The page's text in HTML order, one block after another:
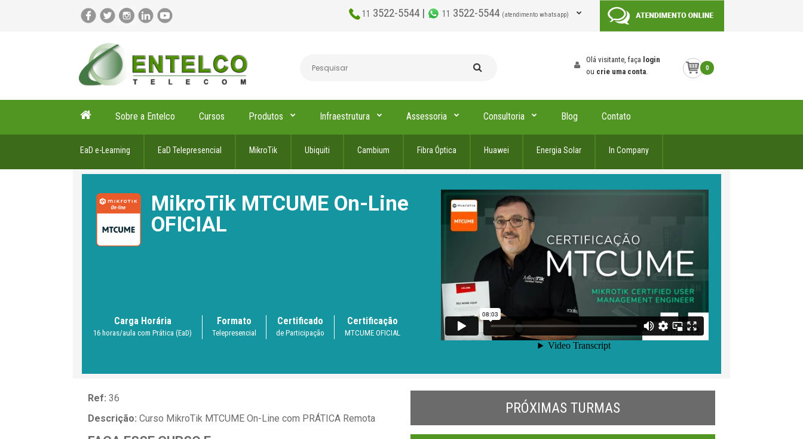
11 3522-5544 | 11 3522-5544 (atendimento whatsapp)
0
Olá visitante, faça login
ou crie uma conta.
Sobre a Entelco Cursos Produtos Infraestrutura Assessoria Consultoria Blog Contato
EaD e-Learning EaD Telepresencial MikroTik Ubiquiti Cambium Fibra Óptica Huawei Energia Solar In Company
MikroTik MTCUME On-Line
OFICIAL
Carga Horária
16 horas/aula com Prática (EaD)
Formato
Telepresencial
Certificado
de Participação
Certificação
MTCUME OFICIAL
Ref: 36
Descrição: Curso MikroTik MTCUME On-Line com PRÁTICA Remota
PRÓXIMAS TURMAS